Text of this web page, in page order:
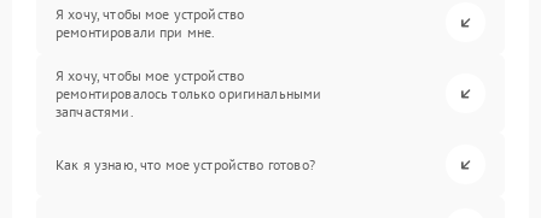
Я хочу, чтобы мое устройство
ремонтировали при мне.
Я хочу, чтобы мое устройство
ремонтировалось только оригинальными
запчастями.
Как я узнаю, что мое устройство готово?